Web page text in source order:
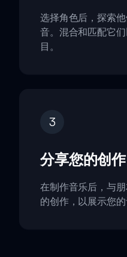
选择角色后，探索
音。混合和匹配它
目。
3
分享您的创作
在制作音乐后，与
的创作，以展示您的